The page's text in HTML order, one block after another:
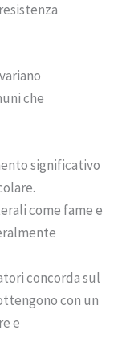
che
significativo
come fame e
concorda sul
con un
e